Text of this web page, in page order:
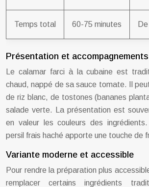
Temps total 60-75 minutes
Présentation et accompagnements
Le calamar farci à la cubaine est
chaud, nappé de sa sauce tomate. Il
de riz blanc, de tostones (bananes
salade verte. La présentation est
en valeur les couleurs des
persil frais haché apporte une touche de
Variante moderne et accessible
Pour rendre la préparation plus
remplacer certains ingrédients